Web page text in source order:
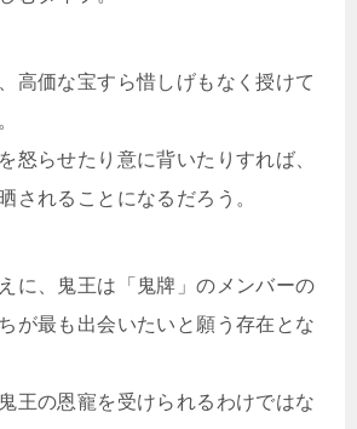
高価な宝すら惜しげもなく授けて
怒らせたり意に背いたりすれば、
されることになるだろう。
に、鬼王は「鬼牌」のメンバーの
が最も出会いたいと願う存在とな
王の恩寵を受けられるわけではな